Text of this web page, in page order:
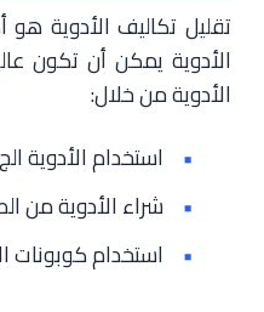
تقليل تكاليف الأدوية
الأدوية يمكن أن تكون
الأدوية من خلال:
استخدام الأدوية الجenerics
شراء الأدوية من
استخدام كوبونات